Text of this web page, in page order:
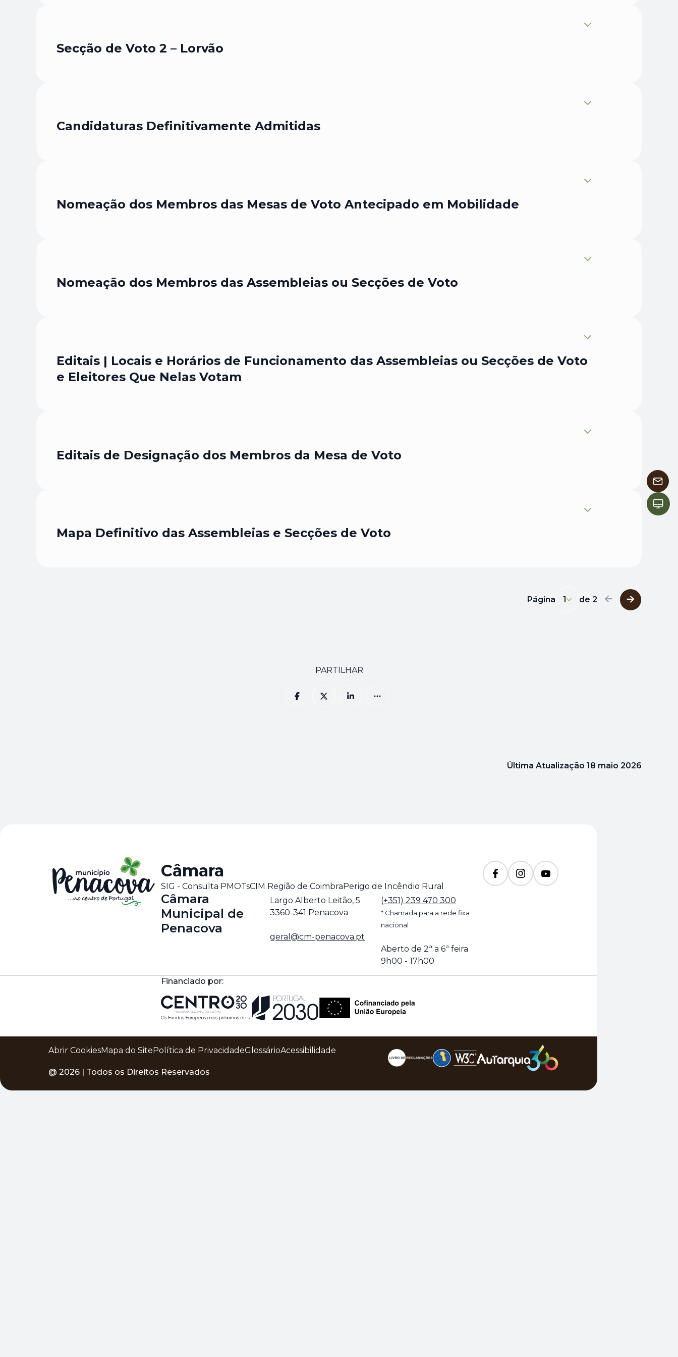
Expandir
Secção de Voto 2 – Lorvão
Expandir
Candidaturas Definitivamente Admitidas
Expandir
Nomeação dos Membros das Mesas de Voto Antecipado em Mobilidade
Expandir
Nomeação dos Membros das Assembleias ou Secções de Voto
Expandir
Editais | Locais e Horários de Funcionamento das Assembleias ou Secções de Voto
e Eleitores Que Nelas Votam
Expandir
Editais de Designação dos Membros da Mesa de Voto
Expandir
Mapa Definitivo das Assembleias e Secções de Voto
Página 11 de 2
PARTILHAR
Última Atualização 18 maio 2026
Câmara
SIG - Consulta PMOTsCIM Região de Coimbra Perigo de Incêndio Rural
Câmara
Municipal de
Penacova
Largo Alberto Leitão, 5
3360-341 Penacova
geral@cm-penacova.pt
(+351) 239 470 300
* Chamada para a rede fixa
nacional
Aberto de 2ª a 6ª feira
9h00 - 17h00
Financiado por:
Abrir CookiesMapa do SitePolítica de PrivacidadeGlossárioAcessibilidade
@ 2026 | Todos os Direitos Reservados